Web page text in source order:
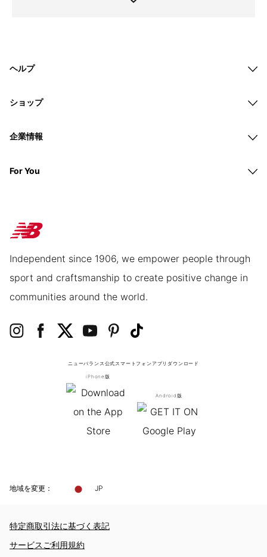
ヘルプ
ショップ
企業情報
For You
Independent since 1906, we empower people through
sport and craftsmanship to create positive change in
communities around the world.
ニューバランス公式スマートフォンアプリ ダウンロード
iPhone版
Android版
地域を変更： JP
特定商取引法に基づく表記
サービスご利用規約